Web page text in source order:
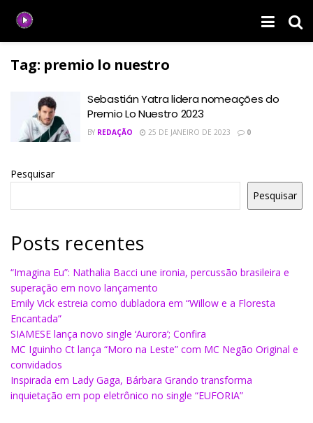
Tag: premio lo nuestro
Sebastián Yatra lidera nomeações do
Premio Lo Nuestro 2023
BY REDAÇÃO 25 DE JANEIRO DE 2023 0
Pesquisar
Pesquisar
Posts recentes
“Imagina Eu”: Nathalia Bacci une ironia, percussão brasileira e
superação em novo lançamento
Emily Vick estreia como dubladora em “Willow e a Floresta
Encantada”
SIAMESE lança novo single ‘Aurora’; Confira
MC Iguinho Ct lança “Moro na Leste” com MC Negão Original e
convidados
Inspirada em Lady Gaga, Bárbara Grando transforma
inquietação em pop eletrônico no single “EUFORIA”